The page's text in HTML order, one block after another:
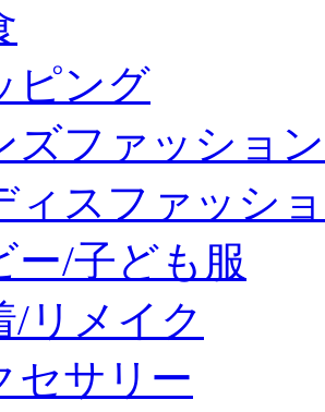
ピング
ズファッション
ィスファッシ
ー/子ども服
/リメイク
セサリー